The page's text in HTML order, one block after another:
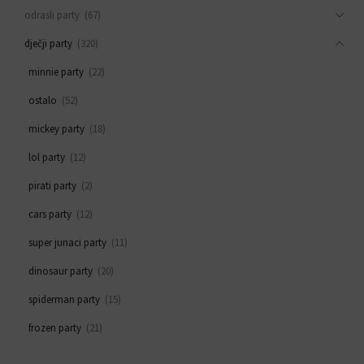
odrasli party (67)
dječji party (320)
minnie party (22)
ostalo (52)
mickey party (18)
lol party (12)
pirati party (2)
cars party (12)
super junaci party (11)
dinosaur party (20)
spiderman party (15)
frozen party (21)